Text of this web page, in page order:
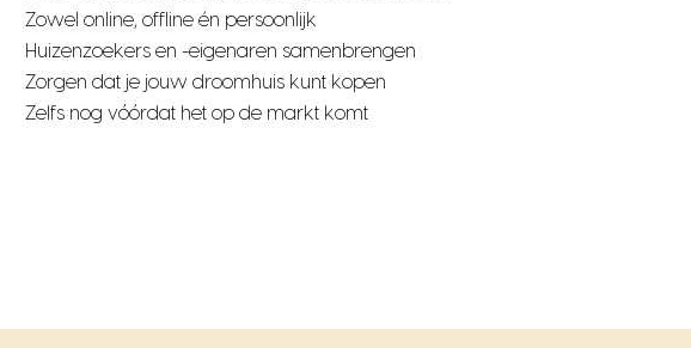
Zowel online, offline én persoonlijk
Huizenzoekers en -eigenaren samenbrengen
Zorgen dat je jouw droomhuis kunt kopen
Zelfs nog vóórdat het op de markt komt